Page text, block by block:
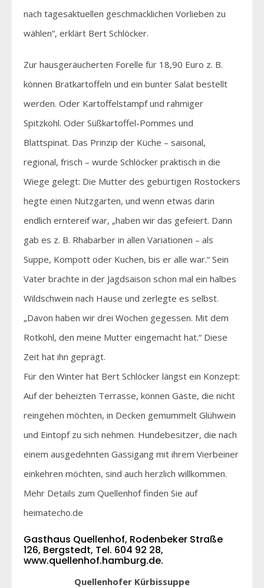
nach tagesaktuellen geschmacklichen Vorlieben zu
wählen“, erklärt Bert Schlöcker.
Zur hausgeräucherten Forelle für 18,90 Euro z. B.
können Bratkartoffeln und ein bunter Salat bestellt
werden. Oder Kartoffelstampf und rahmiger
Spitzkohl. Oder Süßkartoffel-Pommes und
Blattspinat. Das Prinzip der Küche – saisonal,
regional, frisch – wurde Schlöcker praktisch in die
Wiege gelegt: Die Mutter des gebürtigen Rostockers
hegte einen Nutzgarten, und wenn etwas darin
endlich erntereif war, „haben wir das gefeiert. Dann
gab es z. B. Rhabarber in allen Variationen – als
Suppe, Kompott oder Kuchen, bis er alle war.“ Sein
Vater brachte in der Jagdsaison schon mal ein halbes
Wildschwein nach Hause und zerlegte es selbst.
„Davon haben wir drei Wochen gegessen. Mit dem
Rotkohl, den meine Mutter eingemacht hat.“ Diese
Zeit hat ihn geprägt.
Für den Winter hat Bert Schlöcker längst ein Konzept:
Auf der beheizten Terrasse, können Gäste, die nicht
reingehen möchten, in Decken gemummelt Glühwein
und Eintopf zu sich nehmen. Hundebesitzer, die nach
einem ausgedehnten Gassigang mit ihrem Vierbeiner
einkehren möchten, sind auch herzlich willkommen.
Mehr Details zum Quellenhof finden Sie auf
heimatecho.de
Gasthaus Quellenhof, Rodenbeker Straße
126, Bergstedt, Tel. 604 92 28,
www.quellenhof.hamburg.de.
Quellenhofer Kürbissuppe